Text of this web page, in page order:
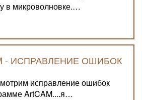
в микроволновке.…
- ИСПРАВЛЕНИЕ ОШИБОК
исправление ошибок
ArtCAM....я…